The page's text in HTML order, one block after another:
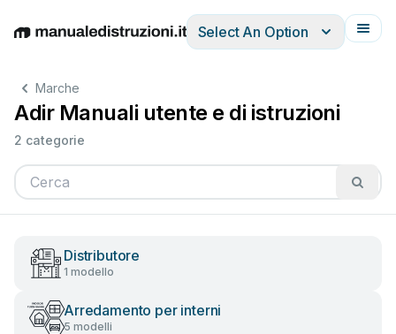
EnglishDeutschEspañolItalianoFrançais
Select An Option
Marche
Adir Manuali utente e di istruzioni
2 categorie
Distributore
1 modello
Arredamento per interni
5 modelli